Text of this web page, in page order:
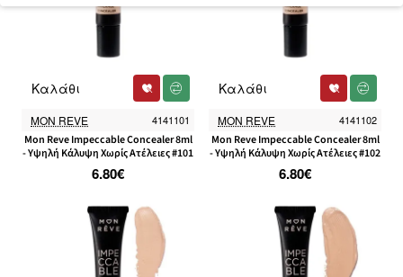
MON REVE 4141101
Mon Reve Impeccable Concealer 8ml
- Υψηλή Κάλυψη Χωρίς Ατέλειες #101
6.80€
Καλάθι
MON REVE 4141102
Mon Reve Impeccable Concealer 8ml
- Υψηλή Κάλυψη Χωρίς Ατέλειες #102
6.80€
Καλάθι